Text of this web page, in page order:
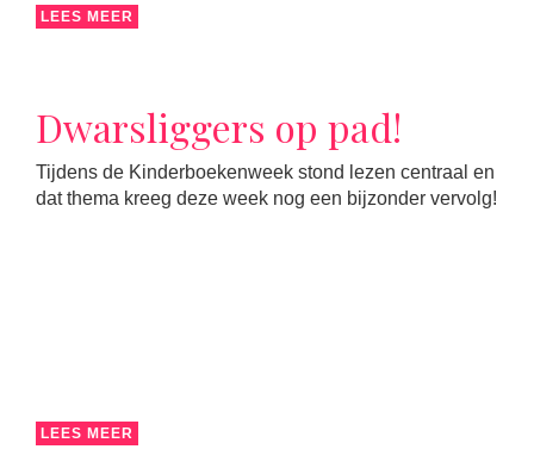
LEES MEER
Dwarsliggers op pad!
Tijdens de Kinderboekenweek stond lezen centraal en
dat thema kreeg deze week nog een bijzonder vervolg!
LEES MEER